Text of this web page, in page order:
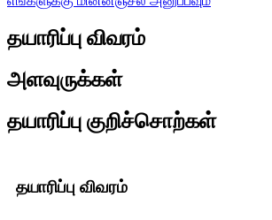
தயாரிப்பு விவரம்
அளவுருக்கள்
தயாரிப்பு குறிச்சொற்கள்
தயாரிப்பு விவரம்